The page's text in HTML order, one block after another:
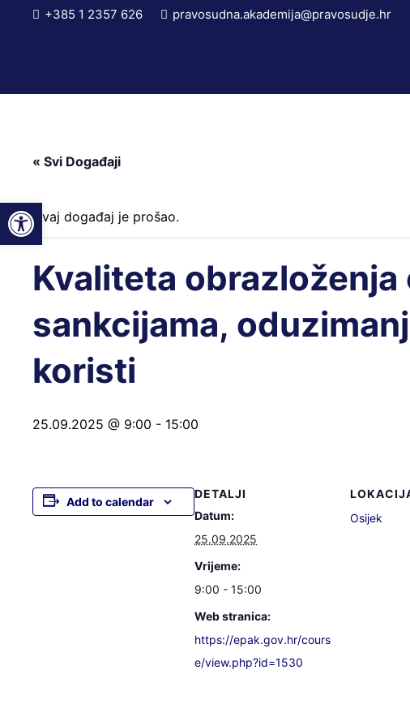
+385 1 2357 626 pravosudna.akademija@pravosudje.hr
« Svi Događaji
Ovaj događaj je prošao.
Kvaliteta
sankcijama,
koristi
25.09.2025 @ 9:00 - 15:00
Add to calendar
DETALJI
Datum:
25.09.2025
Vrijeme:
9:00 - 15:00
Web stranica:
https://epak.gov.hr/cours
e/view.php?id=1530
Osijek
Open toolbar